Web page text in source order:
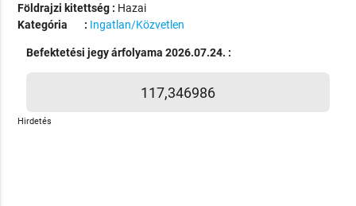
Földrajzi kitettség : Hazai
Kategória : Ingatlan/Közvetlen
Befektetési jegy árfolyama 2026.07.24. :
117,346986
Hirdetés